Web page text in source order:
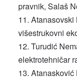
pravnik, Salaš
Atanasovski
višestrukovni
Turudić
elektrotehničar
Atanasković